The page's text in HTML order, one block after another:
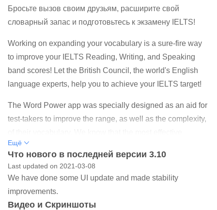
Бросьте вызов своим друзьям, расширите свой
словарный запас и подготовьтесь к экзамену IELTS!
Working on expanding your vocabulary is a sure-fire way
to improve your IELTS Reading, Writing, and Speaking
band scores! Let the British Council, the world's English
language experts, help you to achieve your IELTS target!
The Word Power app was specially designed as an aid for
test-takers to improve the range, as well as the complexity,
learning takes place when you are enjoying yourself, so
we have developed a series of interesting and exciting
vocabulary-building games that will ensure that you learn
and have fun at the same time! You can even challenge
your friends and see who has the best vocabulary!
Ещё
Что нового в последней версии 3.10
Last updated on 2021-03-08
We have done some UI update and made stability
improvements.
Видео и Скриншоты